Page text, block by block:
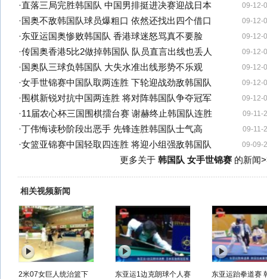
09-12-
·直落三局完胜韩国队 中国男排挺进决赛迎战日本
09-12-
· 国奥不敌韩国队球员爆粗口 依然还找出四个借口
09-12-
·东亚运国奥惨败韩国队 香港球迷怒骂真不要脸
09-12-
·传国奥香港5比2做掉韩国队 队员直言出线也丢人
09-12-
· 国奥队三球负韩国队 大失水准出线形势不乐观
09-12-
·女手世锦赛中国队取两连胜 下轮迎战劲敌韩国队
09-12-
·围棋新锐对抗中国两连胜 将对阵韩国队争夺冠军
09-11-
·11届农心杯三国围棋擂台赛 谢赫终止韩国队连胜
09-11-
·丁伟悔读秒阶段出恶手 先锋连胜韩国队士气高
09-09-
·女篮亚锦赛中国轻取四连胜 将迎小组强敌韩国队
更多关于 韩国队 女手世锦赛的新闻
相关视频新闻
2米07女巨人统治篮下
东亚运1边克朗球个人赛
东亚运跆拳道赛